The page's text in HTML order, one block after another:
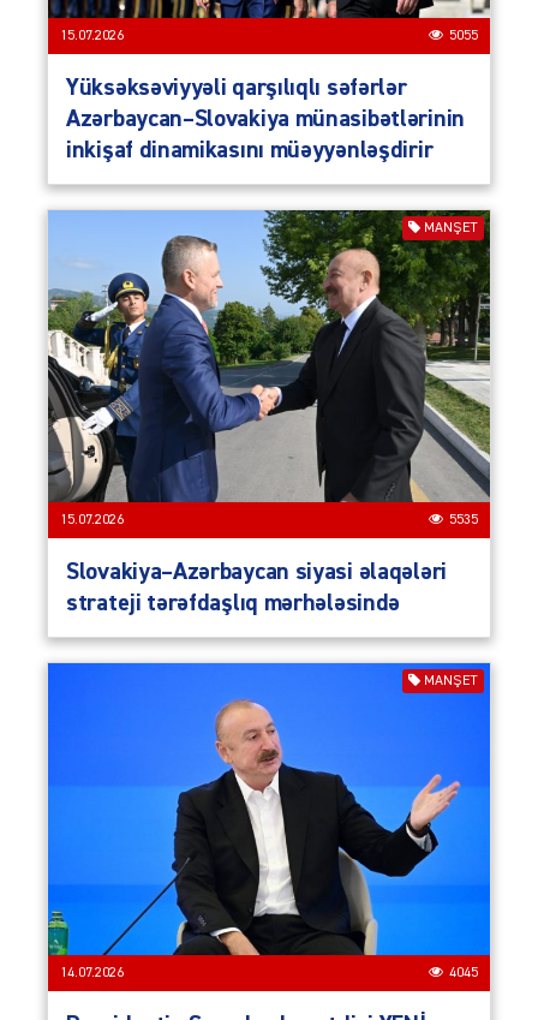
15.07.2026 5055
Yüksəksəviyyəli qarşılıqlı səfərlər
Azərbaycan–Slovakiya münasibətlərinin
inkişaf dinamikasını müəyyənləşdirir
MANŞET
15.07.2026 5535
Slovakiya–Azərbaycan siyasi əlaqələri
strateji tərəfdaşlıq mərhələsində
MANŞET
14.07.2026 4045